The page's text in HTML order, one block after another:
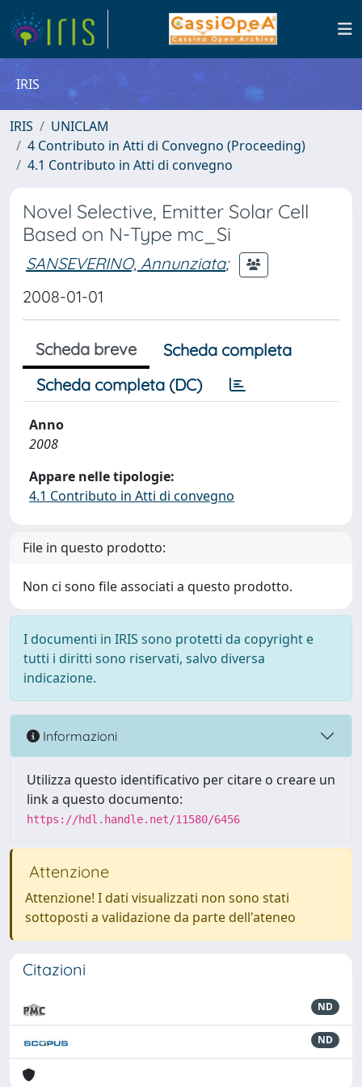
IRIS
IRIS
UNICLAM
4 Contributo in Atti di Convegno (Proceeding)
4.1 Contributo in Atti di convegno
Novel Selective, Emitter Solar Cell
Based on N-Type mc_Si
SANSEVERINO, Annunziata;
2008-01-01
Scheda breve
Scheda completa
Scheda completa (DC)
Anno
2008
Appare nelle tipologie:
4.1 Contributo in Atti di convegno
File in questo prodotto:
Non ci sono file associati a questo prodotto.
I documenti in IRIS sono protetti da copyright e
tutti i diritti sono riservati, salvo diversa
indicazione.
Informazioni
Utilizza questo identificativo per citare o creare un
link a questo documento:
https://hdl.handle.net/11580/6456
Attenzione
Attenzione! I dati visualizzati non sono stati
sottoposti a validazione da parte dell'ateneo
Citazioni
ND
ND